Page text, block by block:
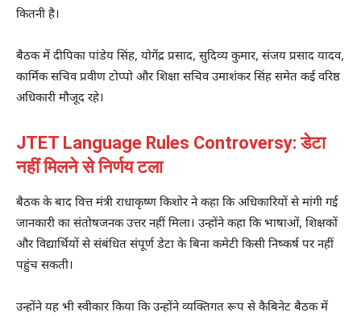
कितनी है।
बैठक मेंदीपिका पांडेय सिंह, योगेंद्र प्रसाद, सुदिव्य कुमार, संजय प्रसाद यादव,
कार्मिक सचिव प्रवीण टोप्पो और शिक्षा सचिव उमाशंकर सिंह समेत कई वरिष्ठ
अधिकारी मौजूद रहे।
JTET Language Rules Controversy: डेटा
नहीं मिलने से निर्णय टला
बैठक के बाद वित्त मंत्री राधाकृष्ण किशोर ने कहा कि अधिकारियों से मांगी गई
जानकारी का संतोषजनक उत्तर नहीं मिला। उन्होंने कहा कि भाषाओं, शिक्षकों
और विद्यार्थियों से संबंधित संपूर्ण डेटा के बिना कमेटी किसी निष्कर्ष पर नहीं
पहुंच सकती।
उन्होंने यह भी स्वीकार किया कि उन्होंने व्यक्तिगत रूप से कैबिनेट बैठक में